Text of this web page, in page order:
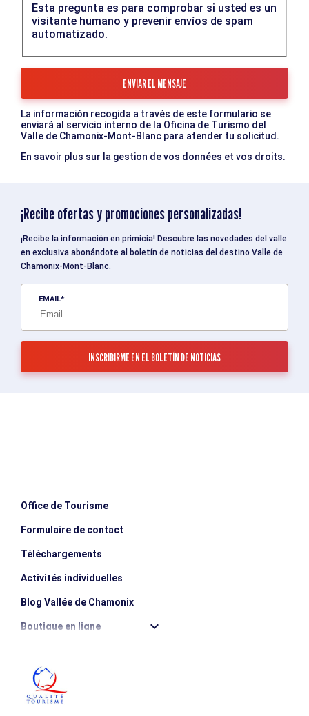
Esta pregunta es para comprobar si usted es un
visitante humano y prevenir envíos de spam
automatizado.
La información recogida a través de este formulario se
enviará al servicio interno de la Oficina de Turismo del
Valle de Chamonix-Mont-Blanc para atender tu solicitud.
En savoir plus sur la gestion de vos données et vos droits.
¡Recibe ofertas y promociones personalizadas!
¡Recibe la información en primicia! Descubre las novedades del valle
en exclusiva abonándote al boletín de noticias del destino Valle de
Chamonix-Mont-Blanc.
EMAIL
Office de Tourisme
Formulaire de contact
Téléchargements
Activités individuelles
Blog Vallée de Chamonix
Boutique en ligne
Les incontournables
Photothèque